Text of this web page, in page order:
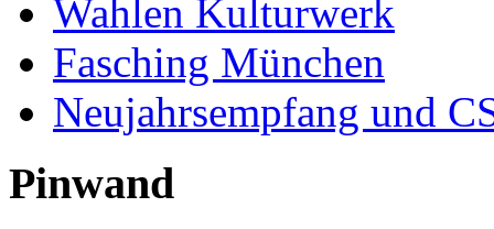
Wahlen Kulturwerk
Fasching München
Neujahrsempfang und
Pinwand